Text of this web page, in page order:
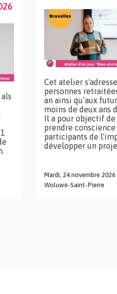
Cet atelier
personnes
an ainsi qu’aux
moins de deux ans
Il a pour objectif
prendre conscience
participants de
développer un
Mardi, 24 novembre 2026
Woluwé-Saint-Pierre